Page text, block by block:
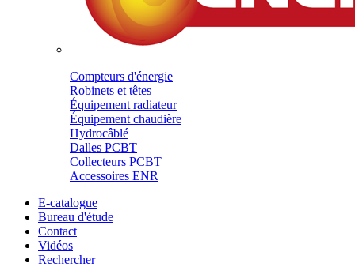
Compteurs d'énergie
Robinets et têtes
Équipement radiateur
Équipement chaudière
Hydrocâblé
Dalles PCBT
Collecteurs PCBT
Accessoires ENR
E-catalogue
Bureau d'étude
Contact
Vidéos
Rechercher